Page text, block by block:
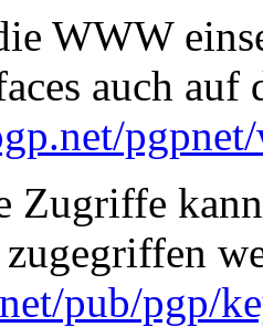
WWW
auch auf
Zugriffe
pub/pgp/